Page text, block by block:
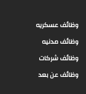
وظائف عسكريه
وظائف مدنيه
وظائف شركات
وظائف عن بعد